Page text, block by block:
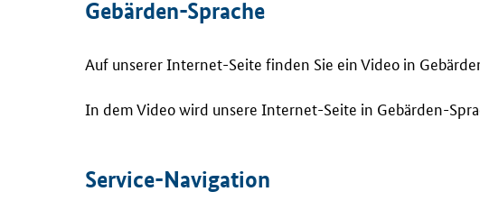
Gebärden-Sprache
Auf unserer Internet-Seite finden Sie ein Video in
In dem Video wird unsere Internet-Seite in Gebärden-
Service-Navigation